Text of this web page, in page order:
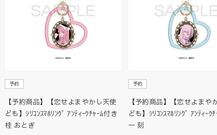
予約
【予約商品】【恋せよまやかし天使
ども】ｼﾘｺﾝｽﾏﾎﾘﾝｸﾞ ｱﾝﾃｨｰｸﾁｬｰﾑ付き
桂 おとぎ
予約
【予約商品】【恋せよまや
ども】ｼﾘｺﾝｽﾏﾎﾘﾝｸﾞ ｱﾝﾃｨｰｸ
一 刻